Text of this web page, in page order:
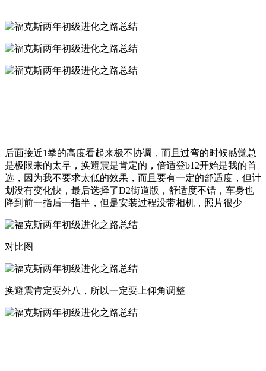
后面接近1拳的高度看起来极不协调，而且过弯的时候感觉总
是极限来的太早，换避震是肯定的，倍适登b12开始是我的首
选，因为我不要求太低的效果，而且要有一定的舒适度，但计
划没有变化快，最后选择了D2街道版，舒适度不错，车身也
降到前一指后一指半，但是安装过程没带相机，照片很少
对比图
换避震肯定要外八，所以一定要上仰角调整